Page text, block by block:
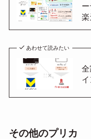
楽
あわせて読みたい
全
その他のプリカ